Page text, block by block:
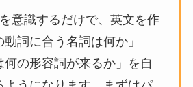
意識するだけで、英文を作
詞に合う名詞は何か」
何の形容詞が来るか」を自